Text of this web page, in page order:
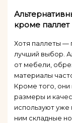
кроме паллет
Хотя паллеты —
лучший выбор.
от мебели,
материалы
Кроме того,
размеры и
используют
ним складные